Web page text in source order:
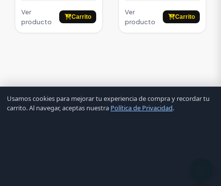
Ver
producto
Carrito
Ver
producto
Carrito
Usamos cookies para mejorar tu experiencia de compra y recordar tu
carrito. Al navegar, aceptas nuestra Política de Privacidad.